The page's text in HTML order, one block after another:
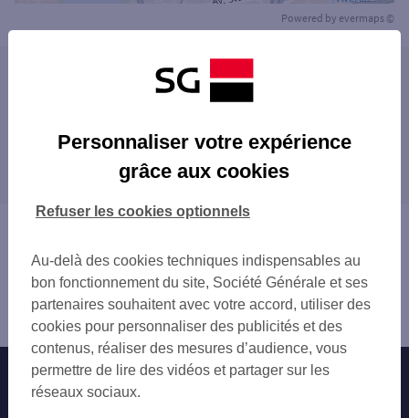
Powered by evermaps ©
Les agences SG ENTREPRISE dans les villes à
SAINT-AVERTIN
SAINT-CYR-SUR-LOIRE
CHAMBRAY-LÈS-TOURS
MONTLOUIS-SUR-LOIRE
FONDETTES
AMBOISE
Les agences SG ENTREPRISE dans les
départements limitrophes
41 LOIR-ET-CHER
72 SARTHE
86 VIENNE
Indre-et-Loire
Saint Pierre des Corps
Nos engagements Nous contacter
Personnaliser votre expérience
grâce aux cookies
Au-delà des cookies techniques indispensables au
bon fonctionnement du site, Société Générale et ses
partenaires souhaitent avec votre accord, utiliser des
cookies pour personnaliser des publicités et des
contenus, réaliser des mesures d’audience, vous
permettre de lire des vidéos et partager sur les
réseaux sociaux.
Refuser les cookies optionnels